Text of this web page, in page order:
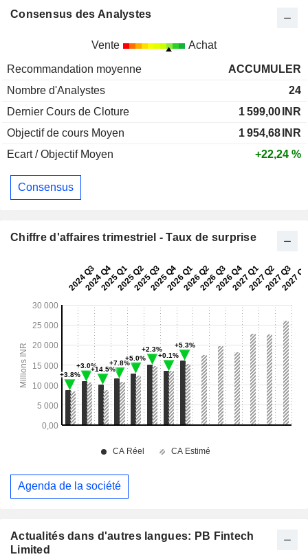
Actualités dans d'autres langues: PB Fintech
Limited
Consensus des Analystes
Vente Achat
Recommandation moyenne
ACCUMULER
Nombre d'Analystes
24
Dernier Cours de Cloture
1 599,00 INR
Objectif de cours Moyen
1 954,68 INR
Ecart / Objectif Moyen
+22,24 %
Consensus
Chiffre d'affaires trimestriel - Taux de surprise
Agenda de la société